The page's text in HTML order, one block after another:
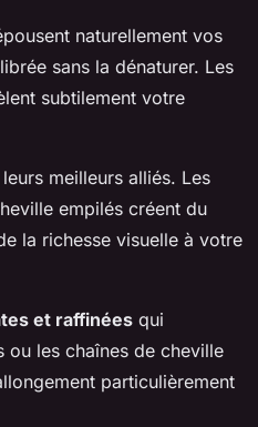
naturellement vos
sans la dénaturer. Les
subtilement votre
leurs meilleurs alliés. Les
empilés créent du
la richesse visuelle à votre
et raffinées qui
les chaînes de cheville
particulièrement